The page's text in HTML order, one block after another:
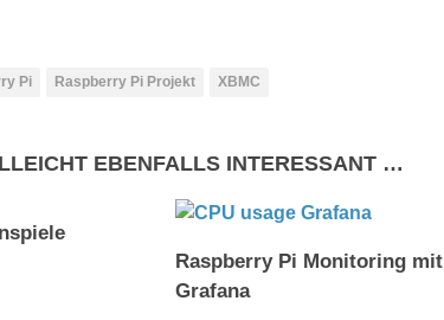
Pi Raspberry Pi Projekt XBMC
EBENFALLS INTERESSANT …
Raspberry Pi Monitoring mit
Grafana